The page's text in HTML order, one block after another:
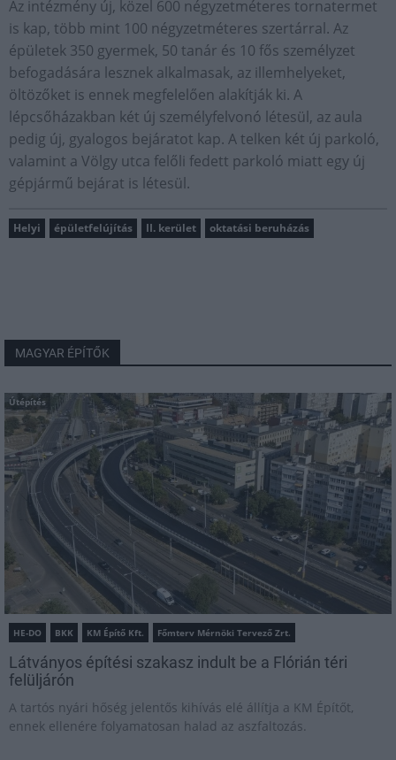
Az intézmény új, közel 600 négyzetméteres tornatermet
is kap, több mint 100 négyzetméteres szertárral. Az
épületek 350 gyermek, 50 tanár és 10 fős személyzet
befogadására lesznek alkalmasak, az illemhelyeket,
öltözőket is ennek megfelelően alakítják ki. A
lépcsőházakban két új személyfelvonó létesül, az aula
pedig új, gyalogos bejáratot kap. A telken két új parkoló,
valamint a Völgy utca felőli fedett parkoló miatt egy új
gépjármű bejárat is létesül.
Helyi épületfelújítás II. kerület oktatási beruházás
MAGYAR ÉPÍTŐK
Útépítés
HE-DO BKK KM Építő Kft. Főmterv Mérnöki Tervező Zrt.
Látványos építési szakasz indult be a Flórián téri
felüljárón
A tartós nyári hőség jelentős kihívás elé állítja a KM Építőt,
ennek ellenére folyamatosan halad az aszfaltozás.